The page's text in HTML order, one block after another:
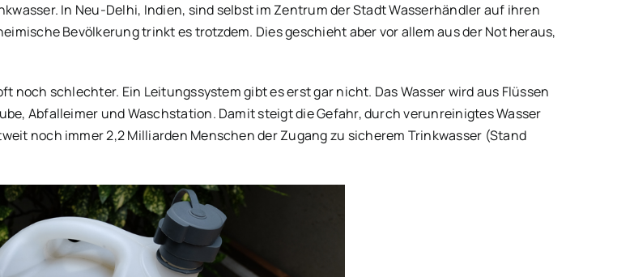
In Neu-Delhi, Indien, sind selbst im Zentrum der Stadt Wasserhändler auf ihren
Bevölkerung trinkt es trotzdem. Dies geschieht aber vor allem aus der Not heraus,
noch schlechter. Ein Leitungssystem gibt es erst gar nicht. Das Wasser wird aus Flüssen
Abfalleimer und Waschstation. Damit steigt die Gefahr, durch verunreinigtes Wasser
noch immer 2,2 Milliarden Menschen der Zugang zu sicherem Trinkwasser (Stand